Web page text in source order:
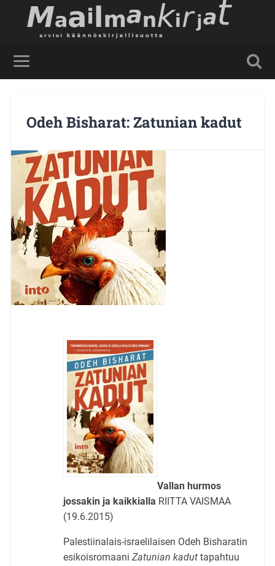
Odeh Bisharat: Zatunian kadut
Vallan hurmos
jossakin ja kaikkialla RIITTA VAISMAA
(19.6.2015)
Palestiinalais-israelilaisen Odeh Bisharatin
esikoisromaani Zatunian kaduttapahtuu